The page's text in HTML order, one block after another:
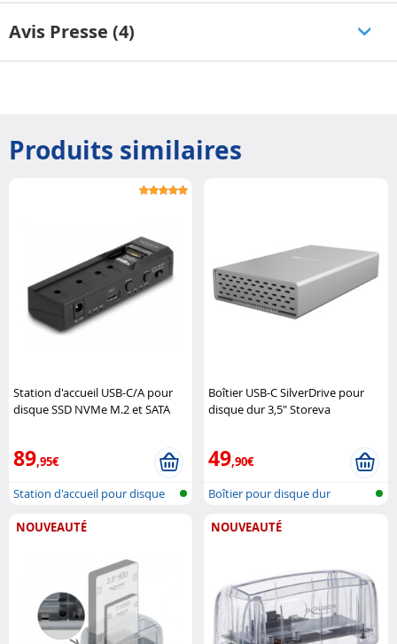
Avis Presse (4)
Produits similaires
Station d'accueil USB-C/A pour
disque SSD NVMe M.2 et SATA
89,95€
Station d'accueil pour disque
Boîtier USB-C SilverDrive pour
disque dur 3,5" Storeva
49,90€
Boîtier pour disque dur
NOUVEAUTÉ NOUVEAUTÉ